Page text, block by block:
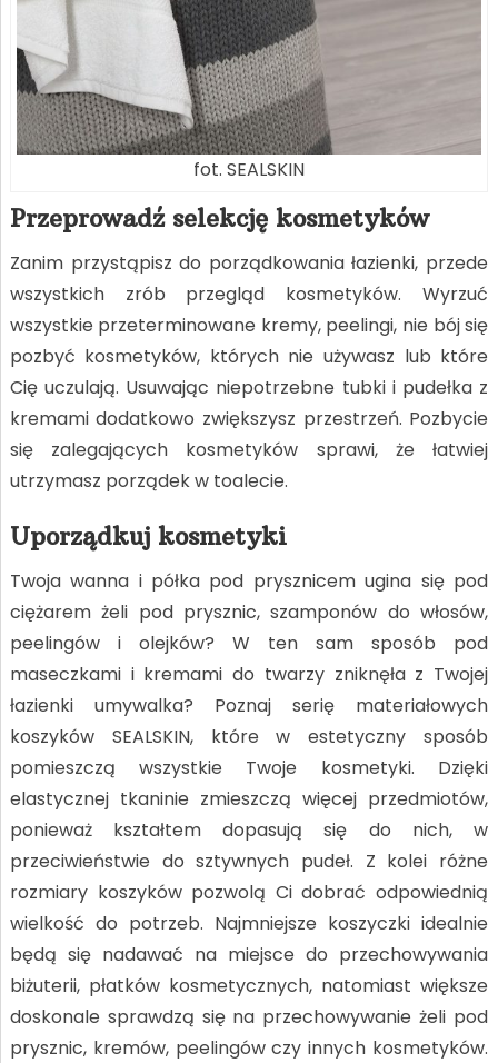
fot. SEALSKIN
Przeprowadź selekcję kosmetyków
Zanim przystąpisz do porządkowania łazienki, przede
wszystkich zrób przegląd kosmetyków. Wyrzuć
wszystkie przeterminowane kremy, peelingi, nie bój się
pozbyć kosmetyków, których nie używasz lub które
Cię uczulają. Usuwając niepotrzebne tubki i pudełka z
kremami dodatkowo zwiększysz przestrzeń. Pozbycie
się zalegających kosmetyków sprawi, że łatwiej
utrzymasz porządek w toalecie.
Uporządkuj kosmetyki
Twoja wanna i półka pod prysznicem ugina się pod
ciężarem żeli pod prysznic, szamponów do włosów,
peelingów i olejków? W ten sam sposób pod
maseczkami i kremami do twarzy zniknęła z Twojej
łazienki umywalka? Poznaj serię materiałowych
koszyków SEALSKIN, które w estetyczny sposób
pomieszczą wszystkie Twoje kosmetyki. Dzięki
elastycznej tkaninie zmieszczą więcej przedmiotów,
ponieważ kształtem dopasują się do nich, w
przeciwieństwie do sztywnych pudeł. Z kolei różne
rozmiary koszyków pozwolą Ci dobrać odpowiednią
wielkość do potrzeb. Najmniejsze koszyczki idealnie
będą się nadawać na miejsce do przechowywania
biżuterii, płatków kosmetycznych, natomiast większe
doskonale sprawdzą się na przechowywanie żeli pod
prysznic, kremów, peelingów czy innych kosmetyków.